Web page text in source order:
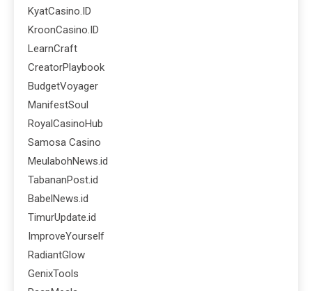
KyatCasino.ID
KroonCasino.ID
LearnCraft
CreatorPlaybook
BudgetVoyager
ManifestSoul
RoyalCasinoHub
Samosa Casino
MeulabohNews.id
TabananPost.id
BabelNews.id
TimurUpdate.id
ImproveYourself
RadiantGlow
GenixTools